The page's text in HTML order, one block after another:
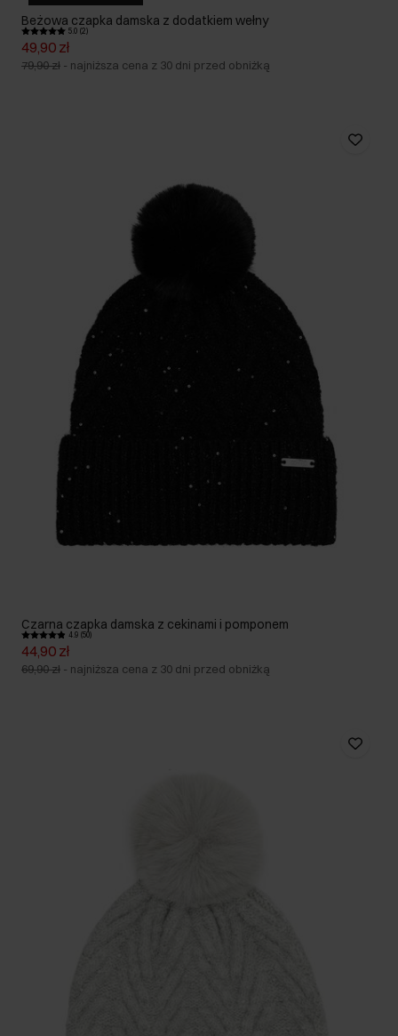
Beżowa czapka damska z dodatkiem wełny
5.0 (2)
49,90 zł
79,90 zł - najniższa cena z 30 dni przed obniżką
Czarna czapka damska z cekinami i pomponem
4.9 (50)
44,90 zł
69,90 zł - najniższa cena z 30 dni przed obniżką